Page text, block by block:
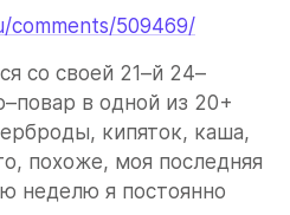
comments/509469/
со своей 21–й 24–
в одной из 20+
кипяток, каша,
похоже, моя последняя
неделю я постоянно